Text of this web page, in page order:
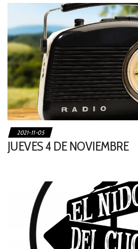
2021-11-05
JUEVES 4 DE NOVIEMBRE